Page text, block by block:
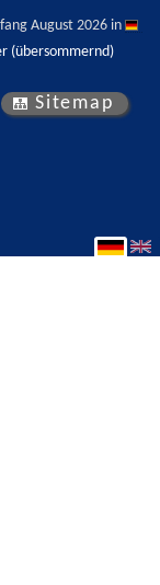
August 2026 in
(übersommernd)
Sitemap